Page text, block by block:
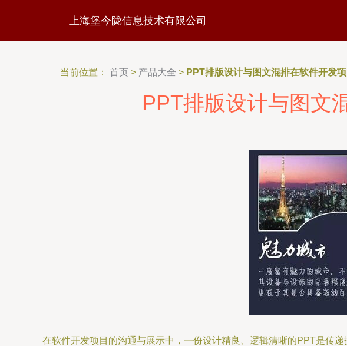
上海堡今陇信息技术有限公司
当前位置： 首页 > 产品大全 > PPT排版设计与图文混排在软件开发
PPT排版设计与图文
在软件开发项目的沟通与展示中，一份设计精良、逻辑清晰的PPT是传